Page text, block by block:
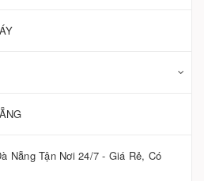
Nẵng Tận Nơi 24/7 - Giá Rẻ, Có